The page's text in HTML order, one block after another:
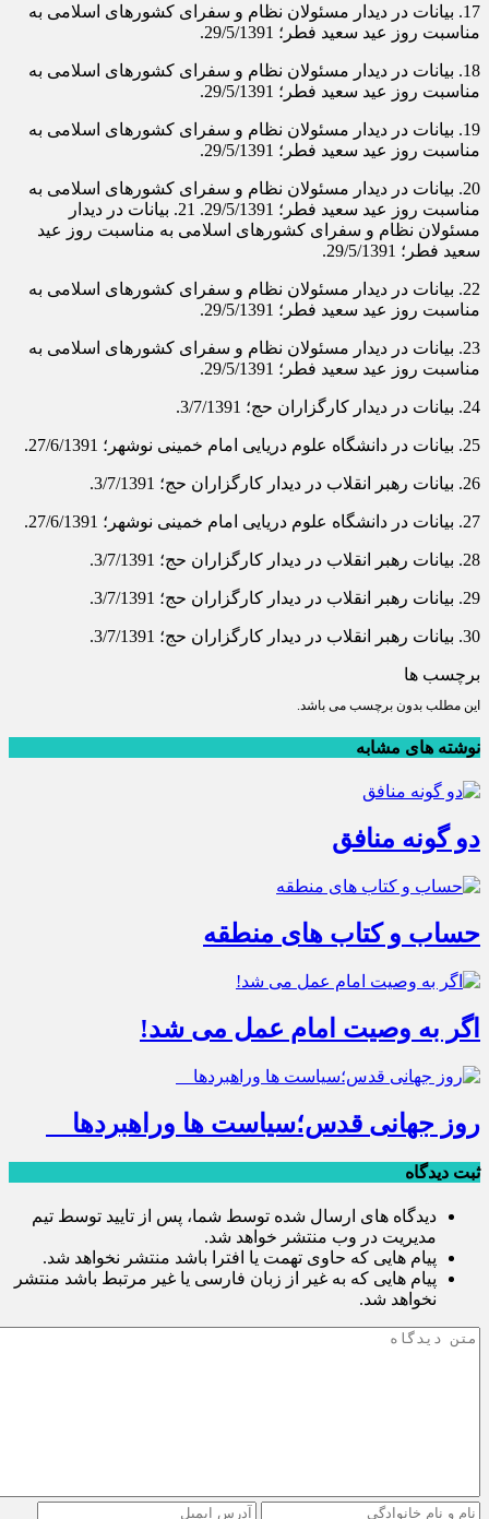
17. بیانات در دیدار مسئولان نظام و سفرای كشورهای اسلامی به
مناسبت روز عید سعید فطر؛ 29/5/1391.
18. بیانات در دیدار مسئولان نظام و سفرای كشورهای اسلامی به
مناسبت روز عید سعید فطر؛ 29/5/1391.
19. بیانات در دیدار مسئولان نظام و سفرای كشورهای اسلامی به
مناسبت روز عید سعید فطر؛ 29/5/1391.
20. بیانات در دیدار مسئولان نظام و سفرای كشورهای اسلامی به
مناسبت روز عید سعید فطر؛ 29/5/1391. 21. بیانات در دیدار
مسئولان نظام و سفرای كشورهای اسلامی به مناسبت روز عید
سعید فطر؛ 29/5/1391.
22. بیانات در دیدار مسئولان نظام و سفرای كشورهای اسلامی به
مناسبت روز عید سعید فطر؛ 29/5/1391.
23. بیانات در دیدار مسئولان نظام و سفرای كشورهای اسلامی به
مناسبت روز عید سعید فطر؛ 29/5/1391.
24. بیانات در دیدار كارگزاران حج‌؛ 3/7/1391.
25. بیانات در دانشگاه علوم دریایى امام خمینى نوشهر؛ 27/6/1391.
26. بیانات رهبر انقلاب در دیدار كارگزاران حج‌؛ 3/7/1391.
27. بیانات در دانشگاه علوم دریایى امام خمینى نوشهر؛ 27/6/1391.
28. بیانات رهبر انقلاب در دیدار كارگزاران حج‌؛ 3/7/1391.
29. بیانات رهبر انقلاب در دیدار كارگزاران حج‌؛ 3/7/1391.
30. بیانات رهبر انقلاب در دیدار كارگزاران حج‌؛ 3/7/1391.
برچسب ها
این مطلب بدون برچسب می باشد.
نوشته های مشابه
دو گونه منافق
حساب و کتاب های منطقه
اگر به وصیت امام عمل می شد!
روز جهانی قدس؛سیاست ها وراهبردها
ثبت دیدگاه
دیدگاه های ارسال شده توسط شما، پس از تایید توسط تیم
مدیریت در وب منتشر خواهد شد.
پیام هایی که حاوی تهمت یا افترا باشد منتشر نخواهد شد.
پیام هایی که به غیر از زبان فارسی یا غیر مرتبط باشد منتشر
نخواهد شد.